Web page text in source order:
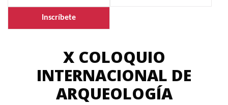
Inscríbete
X COLOQUIO
INTERNACIONAL DE
ARQUEOLOGÍA